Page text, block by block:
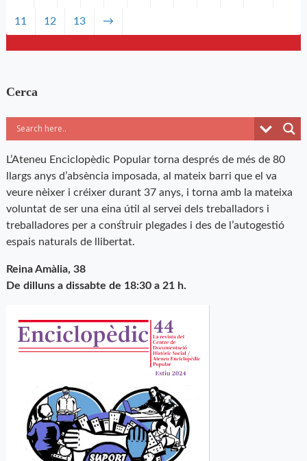
11 12 13 →
Cerca
L’Ateneu Enciclopèdic Popular torna després de més de 80
llargs anys d’absència imposada, al mateix barri que el va
veure nèixer i créixer durant 37 anys, i torna amb la mateixa
voluntat de ser una eina útil al servei dels treballadors i
treballadores per a construir plegades i des de l’autogestió
espais naturals de llibertat.
Reina Amàlia, 38
De dilluns a dissabte de 18:30 a 21 h.